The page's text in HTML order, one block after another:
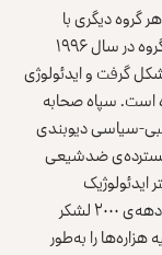
گروه دیگری با
حملات علیه هزاره‌هایی کویته گره خورده است. این گروه در سال ۱۹۹۶
گرفت و ایدئولوژی
است. سپاه صحابه
مذهبی-سیاسی دیوبندی
ضدشیعی
ایدئولوژیک
شکل‌گیری لشکر جهنگوی شناخته می‌شود. از اوایل دهه‌ی ۲۰۰۰ لشکر
را به‌طور